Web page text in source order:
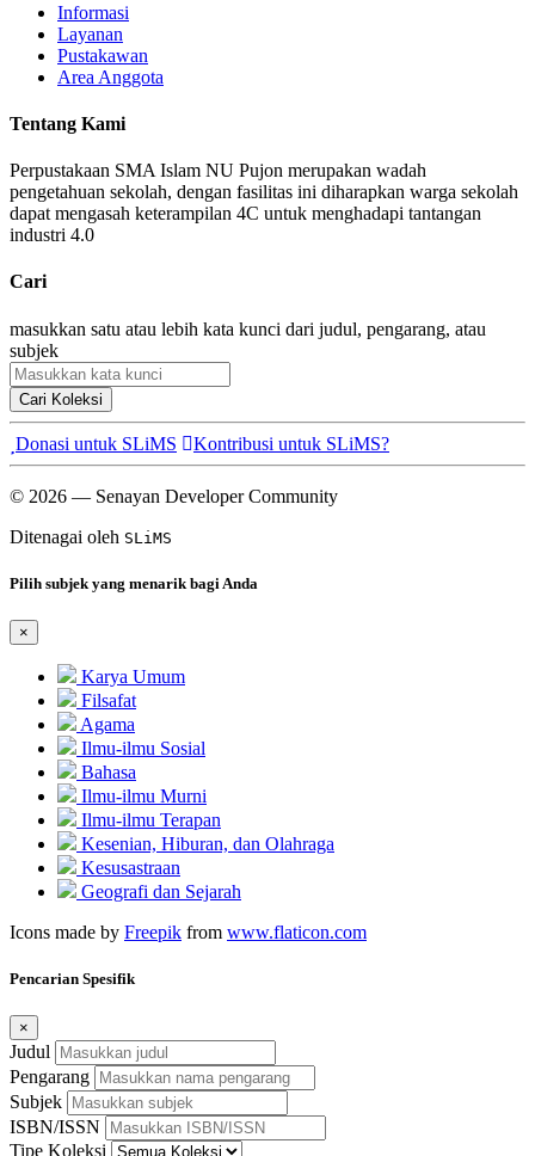
Informasi
Layanan
Pustakawan
Area Anggota
Tentang Kami
Perpustakaan SMA Islam NU Pujon merupakan wadah
pengetahuan sekolah, dengan fasilitas ini diharapkan warga sekolah
dapat mengasah keterampilan 4C untuk menghadapi tantangan
industri 4.0
Cari
masukkan satu atau lebih kata kunci dari judul, pengarang, atau
subjek
Cari Koleksi
Donasi untuk SLiMS Kontribusi untuk SLiMS?
© 2026 — Senayan Developer Community
Ditenagai oleh SLiMS
Pilih subjek yang menarik bagi Anda
×
Karya Umum
Filsafat
Agama
Ilmu-ilmu Sosial
Bahasa
Ilmu-ilmu Murni
Ilmu-ilmu Terapan
Kesenian, Hiburan, dan Olahraga
Kesusastraan
Geografi dan Sejarah
Icons made by Freepik from www.flaticon.com
Pencarian Spesifik
×
Judul
Pengarang
Subjek
ISBN/ISSN
Tipe Koleksi